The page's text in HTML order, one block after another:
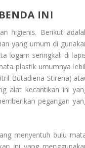
INI
higienis. Berikut
yang umum di
logam seringkali di
plastik umumnya
Butadiena Stirena)
alat kecantikan ini
pegangan
menyentuh bulu